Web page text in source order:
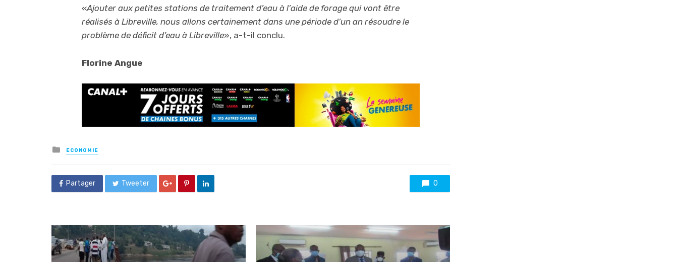
«Ajouter aux petites stations de traitement d’eau à l’aide de forage qui vont être
réalisés à Libreville, nous allons certainement dans une période d’un an résoudre le
problème de déficit d’eau à Libreville», a-t-il conclu.
Florine Angue
Posted
in
ÉCONOMIE
Partager Tweeter 0